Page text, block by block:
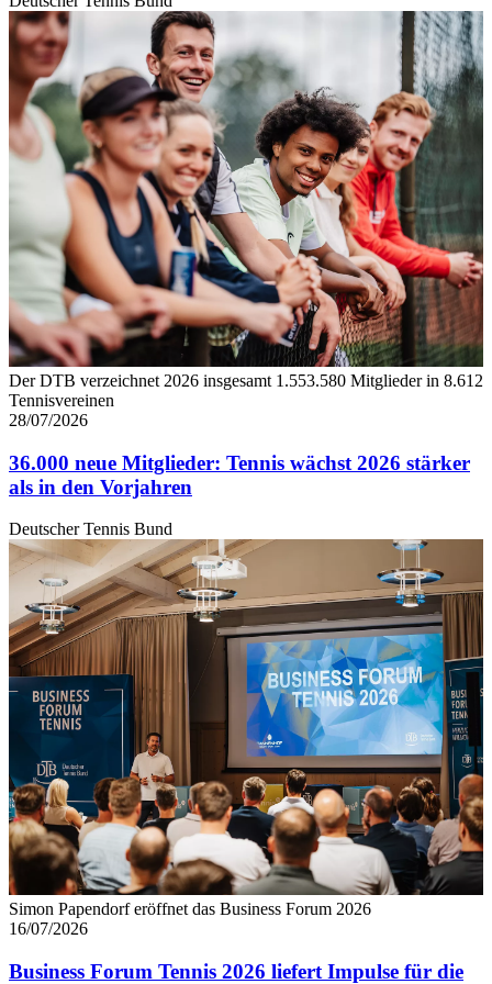
personalisieren, Funktionen für soziale Medien anbieten
zu können und die Zugriffe auf unsere Website zu
analysieren. Außerdem geben wir Informationen zu Ihrer
Verwendung unserer Website an unsere Partner für
soziale Medien, Werbung und Analysen weiter. Unsere
Partner führen diese Informationen möglicherweise mit
weiteren Daten zusammen, die Sie ihnen bereitgestellt
haben oder die sie im Rahmen Ihrer Nutzung der Dienste
gesammelt haben. DieCookie-Einstellungenkönnen
jederzeit über den Link im Footer aufgerufen und
angepasst werden.
Der DTB verzeichnet 2026 insgesamt 1.553.580 Mitglieder in 8.612
Tennisvereinen
28/07/2026
36.000 neue Mitglieder: Tennis wächst 2026 stärker
als in den Vorjahren
Deutscher Tennis Bund
Simon Papendorf eröffnet das Business Forum 2026
16/07/2026
Business Forum Tennis 2026 liefert Impulse für die